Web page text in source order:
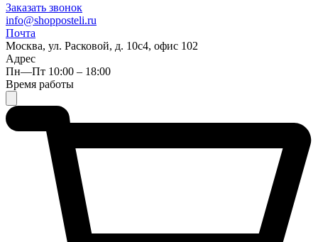
Заказать звонок
info@shopposteli.ru
Почта
Москва, ул. Расковой, д. 10с4, офис 102
Адрес
Пн—Пт 10:00 – 18:00
Время работы